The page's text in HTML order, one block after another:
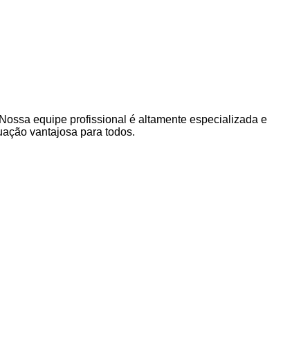
equipe profissional é altamente especializada e
vantajosa para todos.